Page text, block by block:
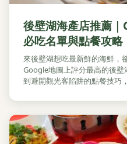
後壁湖海產店推薦
必吃名單與點餐攻略
來後壁湖想吃最新鮮的海鮮，
Google地圖上評分最高的後
到避開觀光客陷阱的點餐技巧